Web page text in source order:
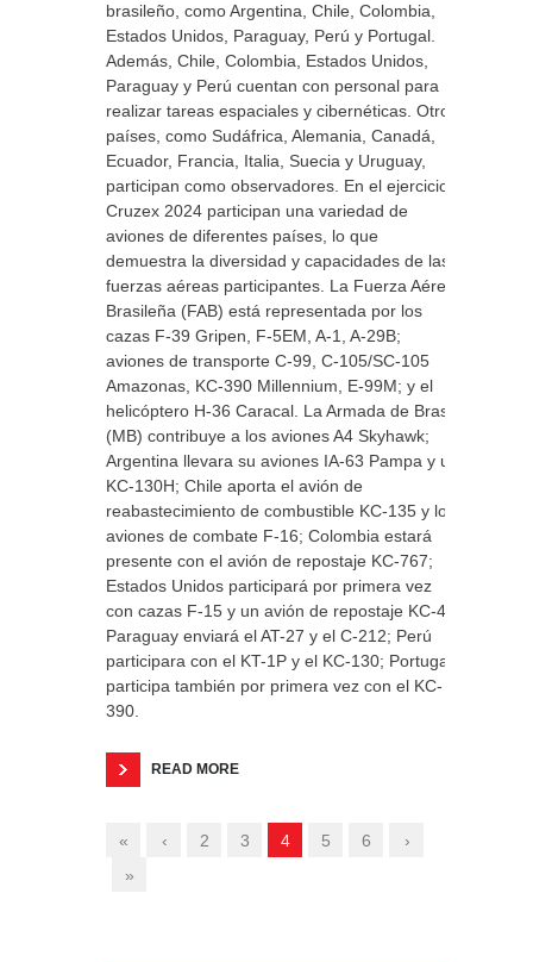
brasileño, como Argentina, Chile, Colombia,
Estados Unidos, Paraguay, Perú y Portugal.
Además, Chile, Colombia, Estados Unidos,
Paraguay y Perú cuentan con personal para
realizar tareas espaciales y cibernéticas. Otros
países, como Sudáfrica, Alemania, Canadá,
Ecuador, Francia, Italia, Suecia y Uruguay,
participan como observadores. En el ejercicio
Cruzex 2024 participan una variedad de
aviones de diferentes países, lo que
demuestra la diversidad y capacidades de las
fuerzas aéreas participantes. La Fuerza Aérea
Brasileña (FAB) está representada por los
cazas F-39 Gripen, F-5EM, A-1, A-29B;
aviones de transporte C-99, C-105/SC-105
Amazonas, KC-390 Millennium, E-99M; y el
helicóptero H-36 Caracal. La Armada de Brasil
(MB) contribuye a los aviones A4 Skyhawk;
Argentina llevara su aviones IA-63 Pampa y un
KC-130H; Chile aporta el avión de
reabastecimiento de combustible KC-135 y los
aviones de combate F-16; Colombia estará
presente con el avión de repostaje KC-767;
Estados Unidos participará por primera vez
con cazas F-15 y un avión de repostaje KC-46;
Paraguay enviará el AT-27 y el C-212; Perú
participara con el KT-1P y el KC-130; Portugal,
participa también por primera vez con el KC-
390.
READ MORE
« ‹ 2 3 4 5 6
›
»